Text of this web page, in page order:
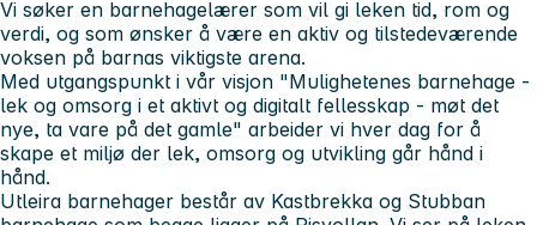
Vi søker en barnehagelærer som vil gi leken tid, rom og
verdi, og som ønsker å være en aktiv og tilstedeværende
voksen på barnas viktigste arena.
Med utgangspunkt i vår visjon "Mulighetenes barnehage -
lek og omsorg i et aktivt og digitalt fellesskap - møt det
nye, ta vare på det gamle" arbeider vi hver dag for å
skape et miljø der lek, omsorg og utvikling går hånd i
hånd.
Utleira barnehager består av Kastbrekka og Stubban